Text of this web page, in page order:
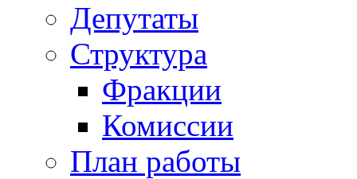
Депутаты
Структура
Фракции
Комиссии
План работы